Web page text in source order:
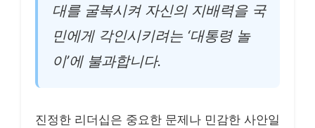
대를 굴복시켜 자신의 지배력을 국
민에게 각인시키려는 ‘대통령 놀
이’에 불과합니다.
진정한 리더십은 중요한 문제나 민감한 사안일